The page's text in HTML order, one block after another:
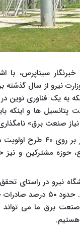
سیناپرس، با
نیرو از سال گذشته
یک فناوری نوین در
ها و اینکه
صنعت برق»
قائم مقام پژوهشگاه
حوزه مشترکین و
نیرو در راستای
برق یک صنعت پیشرو در
برق ما می تواند با
هستیم.